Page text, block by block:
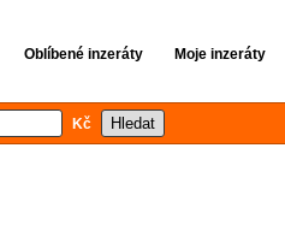
Oblíbené inzeráty Moje inzeráty
Kč